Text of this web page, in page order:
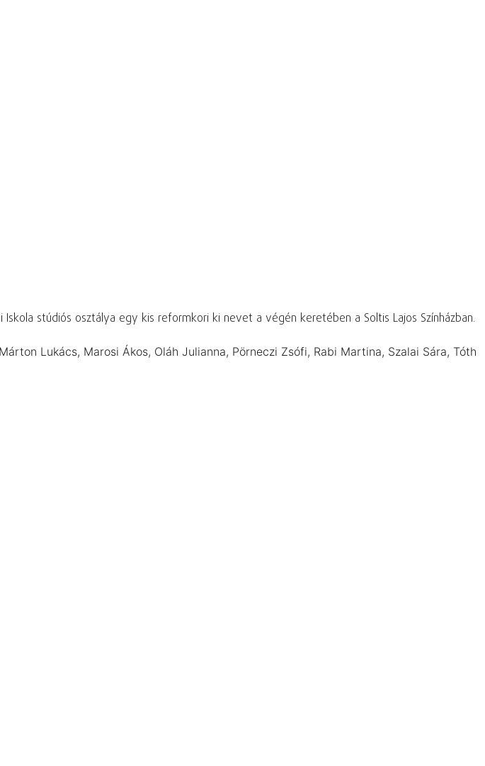
stúdiós osztálya egy kis reformkori ki nevet a végén keretében a Soltis Lajos Színházban.
Lukács, Marosi Ákos, Oláh Julianna, Pörneczi Zsófi, Rabi Martina, Szalai Sára, Tóth